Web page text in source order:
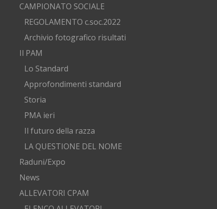
CAMPIONATO SOCIALE
REGOLAMENTO c.soc.2022
Archivio fotografico risultati
Il PAM
Lo Standard
Approfondimenti standard
Storia
PMA ieri
Il futuro della razza
LA QUESTIONE DEL NOME
Raduni/Expo
News
ALLEVATORI CPAM